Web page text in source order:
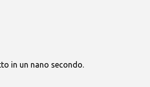
in un nano secondo.